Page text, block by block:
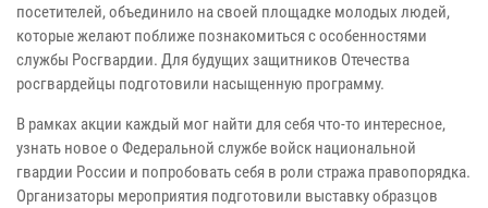
посетителей, объединило на своей площадке молодых людей,
которые желают поближе познакомиться с особенностями
службы Росгвардии. Для будущих защитников Отечества
росгвардейцы подготовили насыщенную программу.
В рамках акции каждый мог найти для себя что-то интересное,
узнать новое о Федеральной службе войск национальной
гвардии России и попробовать себя в роли стража правопорядка.
Организаторы мероприятия подготовили выставку образцов